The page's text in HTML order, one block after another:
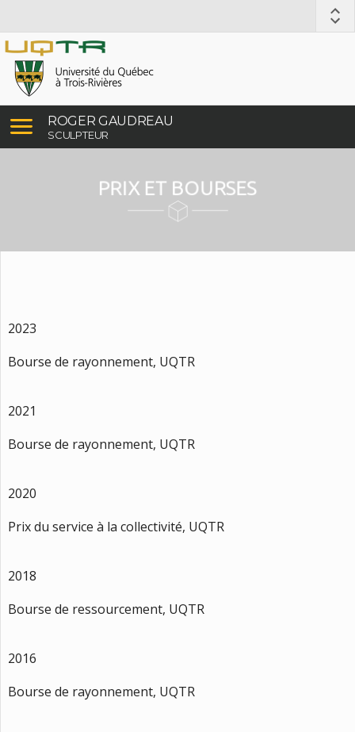
ROGER GAUDREAU
SCULPTEUR
PRIX ET BOURSES
2023
Bourse de rayonnement, UQTR
2021
Bourse de rayonnement, UQTR
2020
Prix du service à la collectivité, UQTR
2018
Bourse de ressourcement, UQTR
2016
Bourse de rayonnement, UQTR